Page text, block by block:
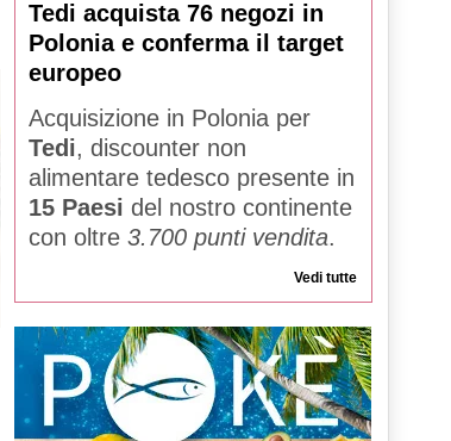
Tedi acquista 76 negozi in
Polonia e conferma il target
europeo
Acquisizione in Polonia per
Tedi, discounter non
alimentare tedesco presente in
15 Paesi del nostro continente
con oltre 3.700 punti vendita.
Vedi tutte